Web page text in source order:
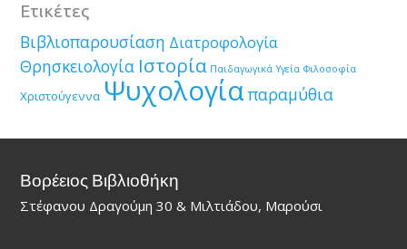
Ετικέτες
Βιβλιοπαρουσίαση Διατροφολογία
Θρησκειολογία Ιστορία Παιδαγωγικά Υγεία Φιλοσοφία
Χριστούγεννα Ψυχολογίαπαραμύθια
Βορέειος Βιβλιοθήκη
Στέφανου Δραγούμη 30 & Μιλτιάδου, Μαρούσι